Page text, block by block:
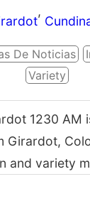
,
De Noticias
Variety
1230 AM
Girardot,
and variety